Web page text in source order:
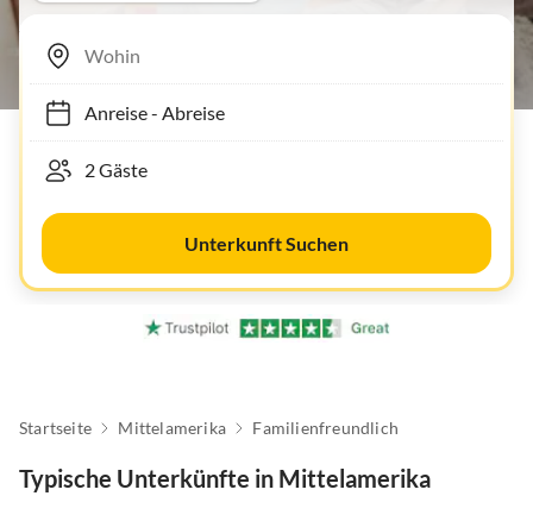
Anreise- Abreise
Unterkunft Suchen
Startseite Mittelamerika Familienfreundlich
Typische Unterkünfte in Mittelamerika